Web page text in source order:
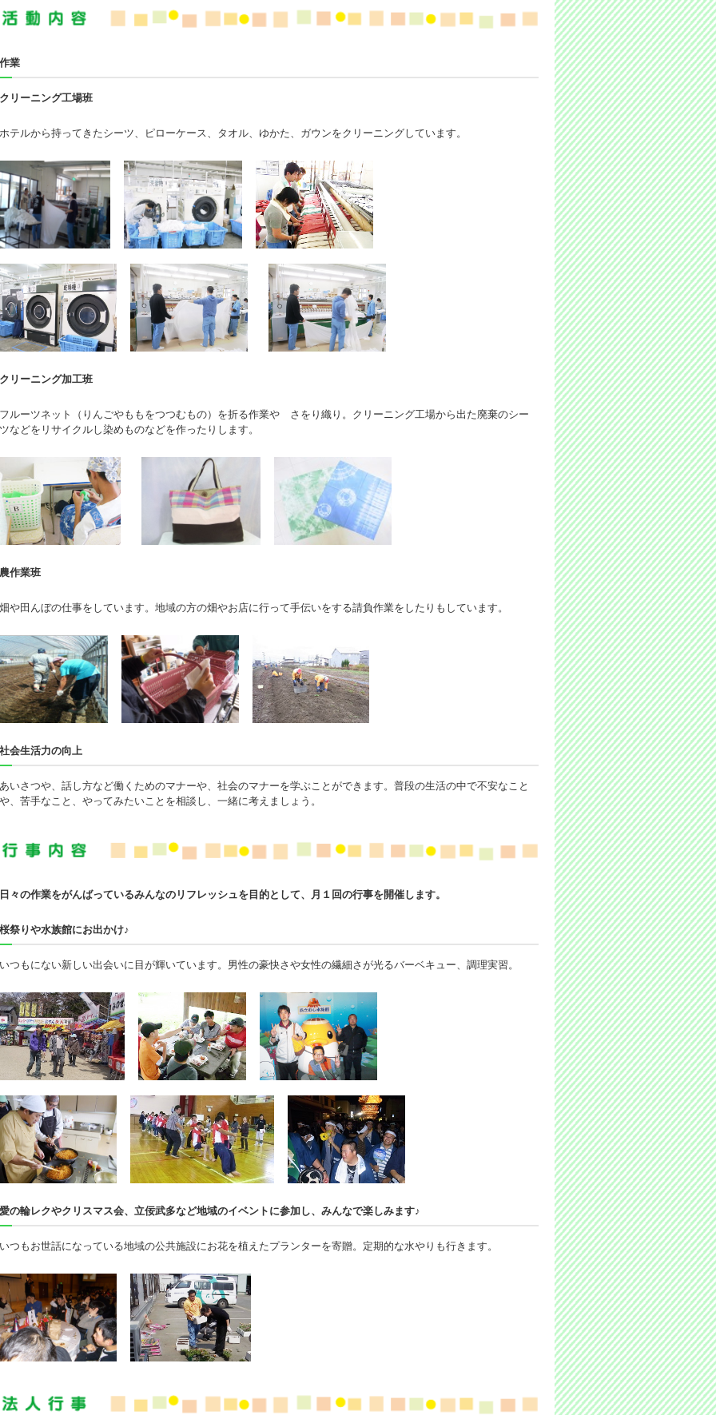
作業
クリーニング工場班
ホテルから持ってきたシーツ、ピローケース、タオル、ゆかた、ガウンをクリーニングしています。
クリーニング加工班
フルーツネット（りんごやももをつつむもの）を折る作業や さをり織り。クリーニング工場から出た廃棄のシー
ツなどをリサイクルし染めものなどを作ったりします。
農作業班
畑や田んぼの仕事をしています。地域の方の畑やお店に行って手伝いをする請負作業をしたりもしています。
社会生活力の向上
あいさつや、話し方など働くためのマナーや、社会のマナーを学ぶことができます。普段の生活の中で不安なこと
や、苦手なこと、やってみたいことを相談し、一緒に考えましょう。
日々の作業をがんばっているみんなのリフレッシュを目的として、月１回の行事を開催します。
桜祭りや水族館にお出かけ♪
いつもにない新しい出会いに目が輝いています。男性の豪快さや女性の繊細さが光るバーベキュー、調理実習。
愛の輪レクやクリスマス会、立佞武多など地域のイベントに参加し、みんなで楽しみます♪
いつもお世話になっている地域の公共施設にお花を植えたプランターを寄贈。定期的な水やりも行きます。